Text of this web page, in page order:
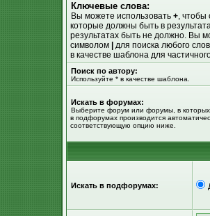
Ключевые слова:
Вы можете использовать +, чтобы
которые должны быть в
результатах быть не должно. Вы
символом
для поиска любого
в качестве шаблона для
Поиск по автору:
Используйте * в качестве шаблона.
Искать в форумах:
Выберите форум или форумы, в которых
в подфорумах производится
соответствующую опцию ниже.
Искать в подфорумах: